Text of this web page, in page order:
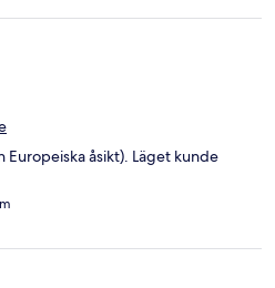
Europeiska åsikt). Läget kunde